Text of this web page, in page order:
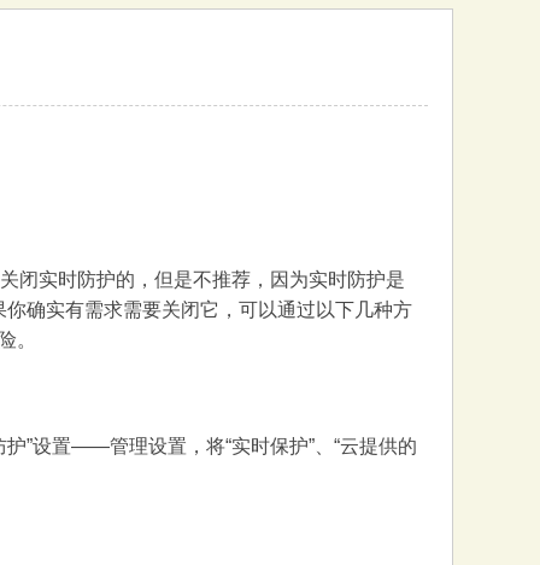
闭实时防护的，但是不推荐，因为实时防护是
确实有需求需要关闭它，可以通过以下几种方
。
护”设置——管理设置，将“实时保护”、“云提供的